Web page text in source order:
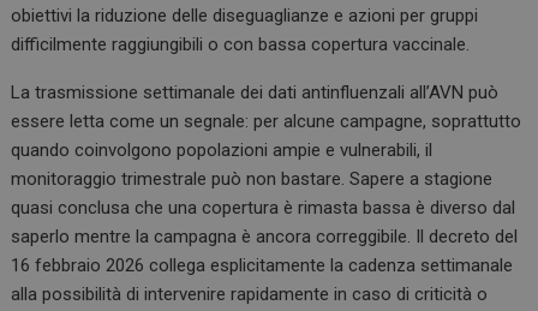
obiettivi la riduzione delle diseguaglianze e azioni per gruppi
difficilmente raggiungibili o con bassa copertura vaccinale.
La trasmissione settimanale dei dati antinfluenzali all’AVN può
essere letta come un segnale: per alcune campagne, soprattutto
quando coinvolgono popolazioni ampie e vulnerabili, il
monitoraggio trimestrale può non bastare. Sapere a stagione
quasi conclusa che una copertura è rimasta bassa è diverso dal
saperlo mentre la campagna è ancora correggibile. Il decreto del
16 febbraio 2026 collega esplicitamente la cadenza settimanale
alla possibilità di intervenire rapidamente in caso di criticità o